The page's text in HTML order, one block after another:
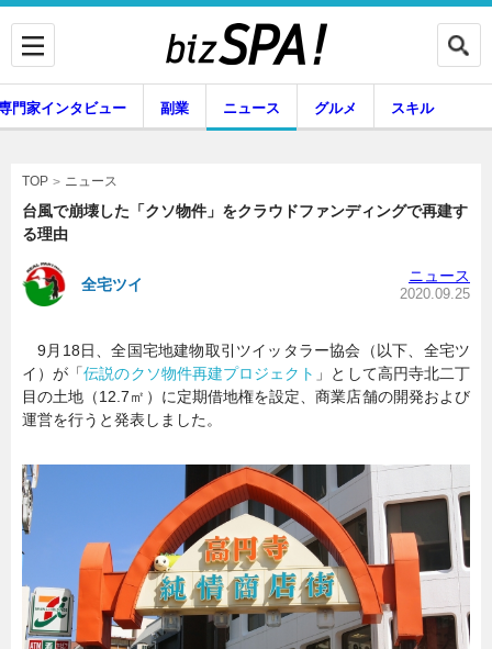
専門家インタビュー
副業 ニュース
暮らし エンタメ
連載一覧
門家インタビュー 副業 ニュース グルメ スキル
TOP ニュース
台風で崩壊した「クソ物件」をクラウドファンディングで再建す
る理由
全宅ツイ ニュース
2020.09.25
9月18日、全国宅地建物取引ツイッタラー協会（以下、全宅ツ
イ）が「伝説のクソ物件再建プロジェクト 」として高円寺北二丁
目の土地（12.7㎡）に定期借地権を設定、商業店舗の開発および
運営を行うと発表しました。